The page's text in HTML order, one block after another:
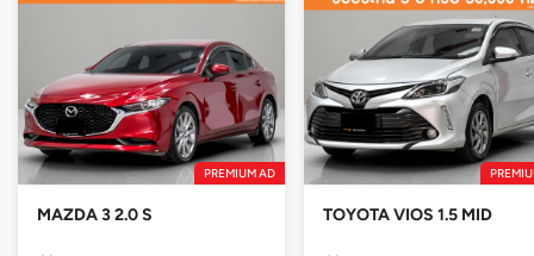
PREMIUM AD
MAZDA 3 2.0 S TOYOTA VIOS 1.5 MID